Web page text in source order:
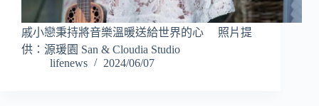
戚小戀秉持將音樂溫暖送給世界的心 照片提
供：源瑗園 San & Cloudia Studio
lifenews
2024/06/07